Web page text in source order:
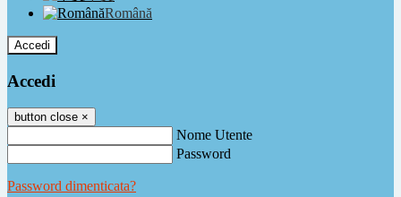
Română
Accedi
Accedi
button close ×
Nome Utente
Password
Password dimenticata?